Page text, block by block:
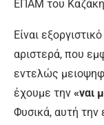
ΕΠΑΜ του
Είναι
αριστερά, που
εντελώς
έχουμε την «ναι
Φυσικά, αυτή την